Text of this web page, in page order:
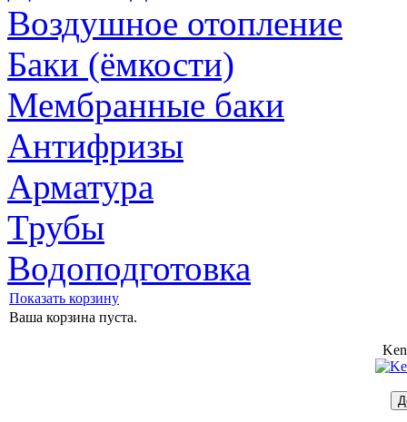
Воздушное отопление
Баки (ёмкости)
Мембранные баки
Антифризы
Арматура
Трубы
Водоподготовка
Показать корзину
Ваша корзина пуста.